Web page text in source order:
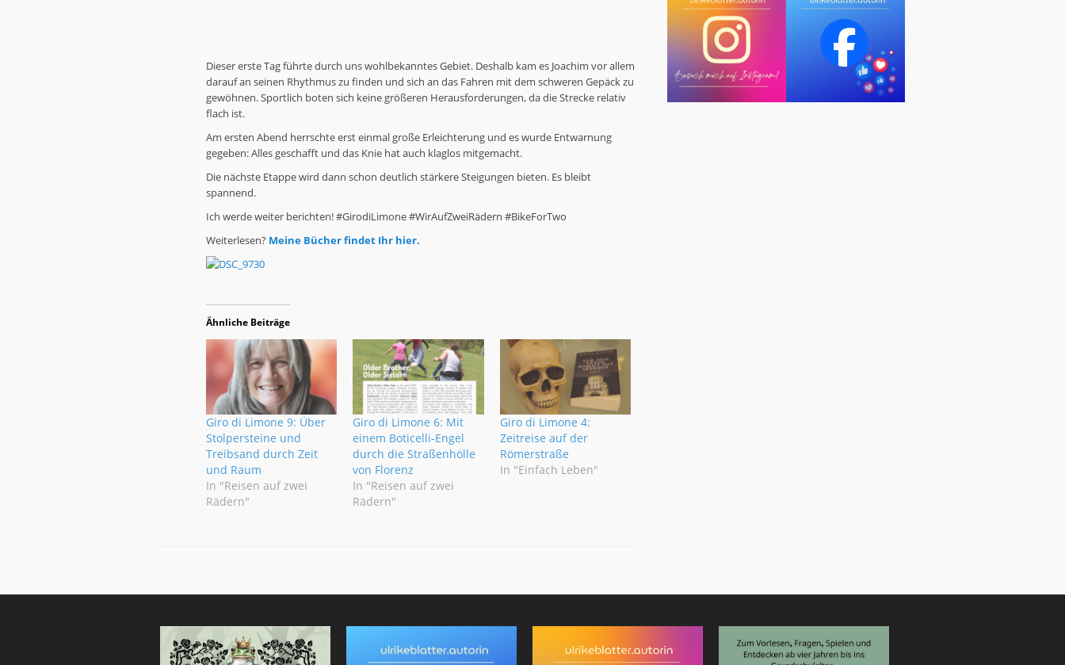
Dieser erste Tag führte durch uns wohlbekanntes Gebiet. Deshalb kam es Joachim vor allem
darauf an seinen Rhythmus zu finden und sich an das Fahren mit dem schweren Gepäck zu
gewöhnen. Sportlich boten sich keine größeren Herausforderungen, da die Strecke relativ
flach ist.
Am ersten Abend herrschte erst einmal große Erleichterung und es wurde Entwarnung
gegeben: Alles geschafft und das Knie hat auch klaglos mitgemacht.
Die nächste Etappe wird dann schon deutlich stärkere Steigungen bieten. Es bleibt
spannend.
Ich werde weiter berichten! #GirodiLimone #WirAufZweiRädern #BikeForTwo
Weiterlesen? Meine Bücher findet Ihr hier.
Ähnliche Beiträge
Giro di Limone 9: Über
Stolpersteine und
Treibsand durch Zeit
und Raum
In "Reisen auf zwei
Rädern"
Giro di Limone 6: Mit
einem Boticelli-Engel
durch die Straßenhölle
von Florenz
In "Reisen auf zwei
Rädern"
Giro di Limone 4:
Zeitreise auf der
Römerstraße
In "Einfach Leben"